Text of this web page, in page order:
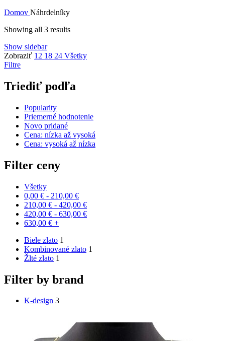
Domov Náhrdelníky
Showing all 3 resultsSorted
Show sidebar
Zobraziť 12 18 24 Všetky
Filtre
Triediť podľa
Popularity
Priemerné hodnotenie
Novo pridané
Cena: nízka až vysoká
Cena: vysoká až nízka
Filter ceny
Všetky
0,00 € - 210,00 €
210,00 € - 420,00 €
420,00 € - 630,00 €
630,00 € +
Biele zlato 1
Kombinované zlato 1
Žlté zlato 1
Filter by brand
K-design 3